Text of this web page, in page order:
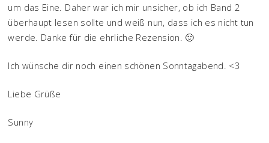
um das Eine. Daher war ich mir unsicher, ob ich Band 2
überhaupt lesen sollte und weiß nun, dass ich es nicht tun
werde. Danke für die ehrliche Rezension. 🙂
Ich wünsche dir noch einen schönen Sonntagabend. <3
Liebe Grüße
Sunny